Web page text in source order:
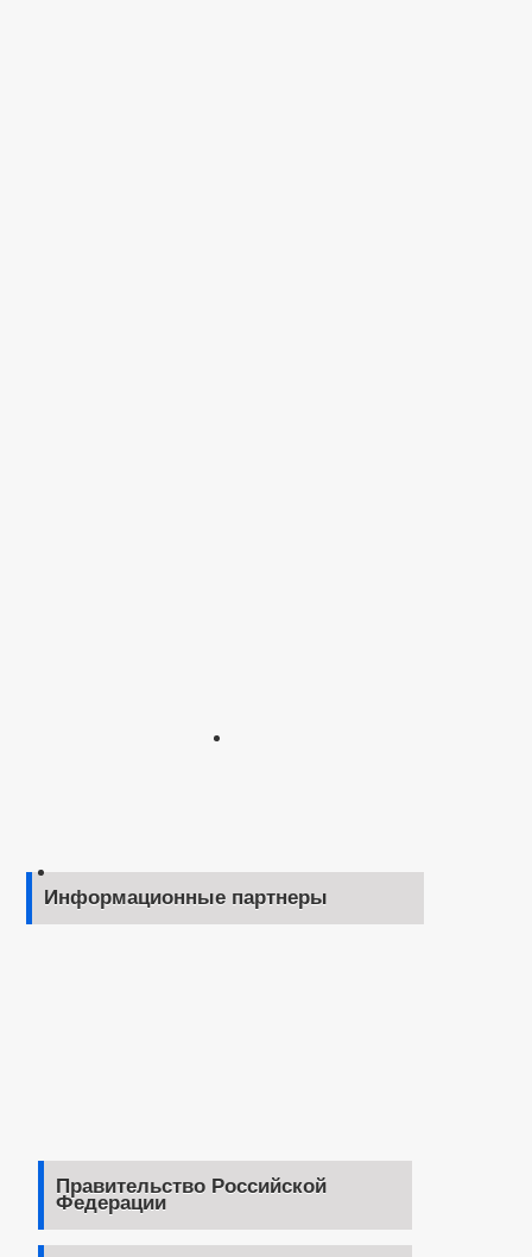
Информационные партнеры
Правительство Российской
Федерации